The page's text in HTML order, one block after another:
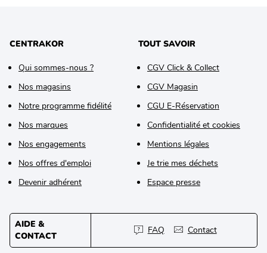
CENTRAKOR
Qui sommes-nous ?
Nos magasins
Notre programme fidélité
Nos marques
Nos engagements
Nos offres d'emploi
Devenir adhérent
TOUT SAVOIR
CGV Click & Collect
CGV Magasin
CGU E-Réservation
Confidentialité et cookies
Mentions légales
Je trie mes déchets
Espace presse
AIDE &
CONTACT
FAQ Contact